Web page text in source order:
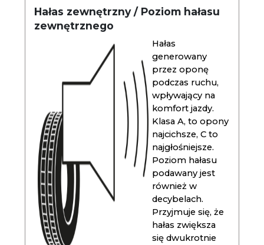
Hałas zewnętrzny / Poziom hałasu
zewnętrznego
Hałas
generowany
przez oponę
podczas ruchu,
wpływający na
komfort jazdy.
Klasa A, to opony
najcichsze, C to
najgłośniejsze.
Poziom hałasu
podawany jest
również w
decybelach.
Przyjmuje się, że
hałas zwiększa
się dwukrotnie